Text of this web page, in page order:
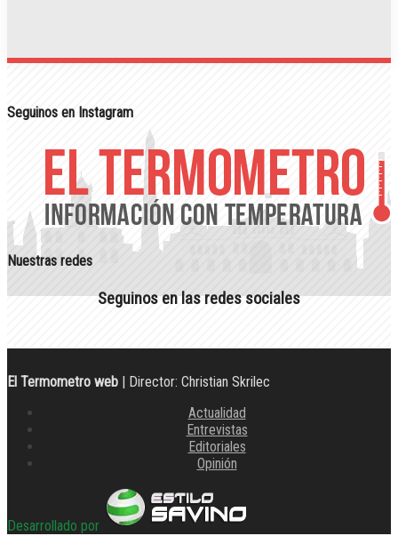
Seguinos en Instagram
Nuestras redes
Seguinos en las redes sociales
El Termometro web | Director: Christian Skrilec
Actualidad
Entrevistas
Editoriales
Opinión
Desarrollado por